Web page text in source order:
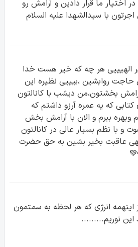
اختیار ما قرار دادین و آرامش رو
اجرتون با سیدالشهدا علیه السلام
الهیییی هر چه که خیر هست خدا
حاجت روابشین ،بیییی نظیره این
بخشتون،من دیشب با کانالتون
که یه عمره آرزو داشتم که
وبهره ببرم و الان با آرامش بخش
و با نظم بسیار عالی در کانالتون
عاقبت بخیر بشین به حق حضرت
انرژی که هر لحظه به سمتمون
این نوریم.........